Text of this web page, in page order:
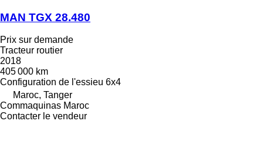
MAN TGX 28.480
Prix sur demande
Tracteur routier
2018
405 000 km
Configuration de l'essieu 6x4
Maroc, Tanger
Commaquinas Maroc
Contacter le vendeur